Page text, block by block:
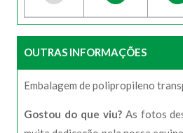
OUTRAS INFORMAÇÕES
Embalagem de polipropileno
Gostou do que viu?As fotos